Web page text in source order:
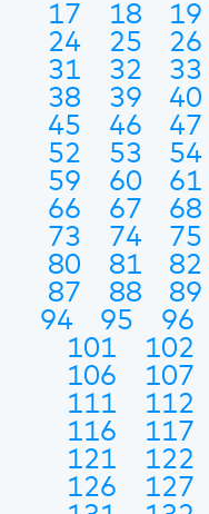
17
18 19
24
25 26
31
32 33
38
39 40
45
46 47
52
53 54
59
60 61
66
67 68
73
74 75
80
81 82
87
88 89
94
95 96
101
102
106
107
111
112
116
117
121
122
126
127